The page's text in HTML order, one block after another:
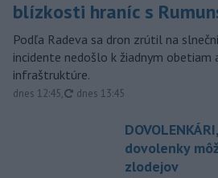
blízkosti hraníc s
Podľa Radeva sa dron zrútil na
incidente nedošlo k žiadnym obetiam
infraštruktúre.
dnes 12:45, aktualizované
dnes 13:45
dovolenky
zlodejov